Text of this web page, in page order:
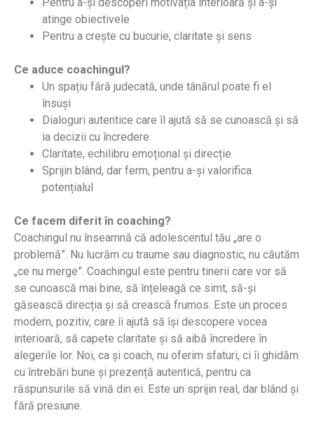
atinge obiectivele
Pentru a crește cu bucurie, claritate și sens
Ce aduce coachingul?
Un spațiu fără judecată, unde tânărul poate fi el
însuși
Dialoguri autentice care îl ajută să se cunoască și să
ia decizii cu încredere
Claritate, echilibru emoțional și direcție
Sprijin blând, dar ferm, pentru a-și valorifica
potențialul
Ce facem diferit în coaching?
Coachingul nu înseamnă că adolescentul tău „are o
problemă”. Nu lucrăm cu traume sau diagnostic, nu căutăm
„ce nu merge”. Coachingul este pentru tinerii care vor să
se cunoască mai bine, să înțeleagă ce simt, să-și
găsească direcția și să crească frumos. Este un proces
modern, pozitiv, care îi ajută să își descopere vocea
interioară, să capete claritate și să aibă încredere în
alegerile lor. Noi, ca și coach, nu oferim sfaturi, ci îi ghidăm
cu întrebări bune și prezență autentică, pentru ca
răspunsurile să vină din ei. Este un sprijin real, dar blând și
fără presiune.